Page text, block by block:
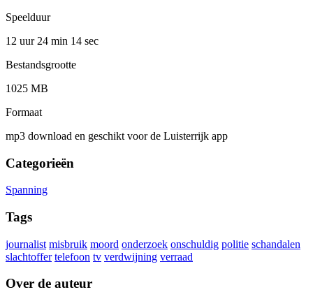
Speelduur
12 uur 24 min 14 sec
Bestandsgrootte
1025 MB
Formaat
mp3 download en geschikt voor de Luisterrijk app
Categorieën
Spanning
Tags
journalist misbruik moord onderzoek onschuldig politie schandalen
slachtoffer telefoon tv verdwijning verraad
Over de auteur